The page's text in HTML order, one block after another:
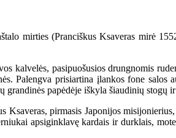
mirties (Pranciškus Ksaveras mirė
pasipuošusios drungnomis
Palengva prisiartina įlankos fone salos
papėdėje iškyla šiaudinių
pirmasis Japonijos
apsiginklavę kardais ir durklais,